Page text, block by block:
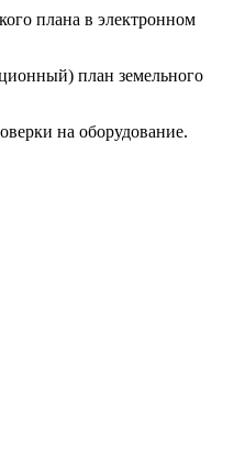
плана в электронном
план земельного
на оборудование.